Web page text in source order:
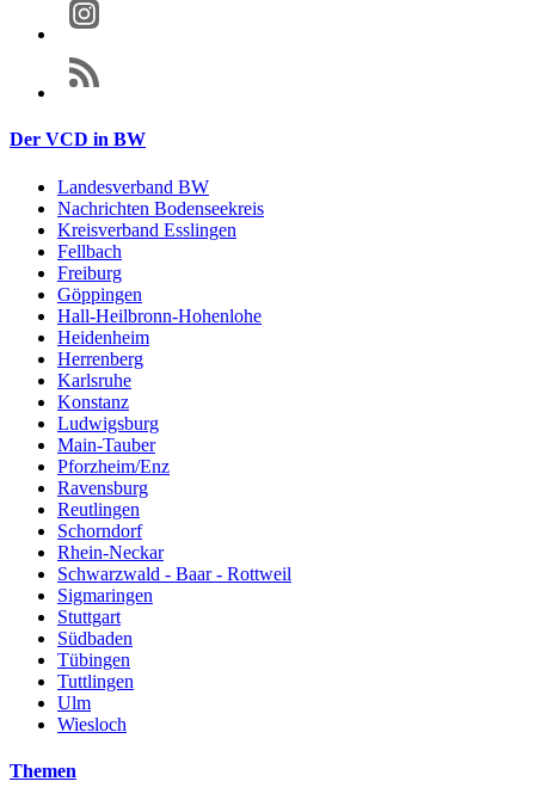
Der VCD in BW
Landesverband BW
Nachrichten Bodenseekreis
Kreisverband Esslingen
Fellbach
Freiburg
Göppingen
Hall-Heilbronn-Hohenlohe
Heidenheim
Herrenberg
Karlsruhe
Konstanz
Ludwigsburg
Main-Tauber
Pforzheim/Enz
Ravensburg
Reutlingen
Schorndorf
Rhein-Neckar
Schwarzwald - Baar - Rottweil
Sigmaringen
Stuttgart
Südbaden
Tübingen
Tuttlingen
Ulm
Wiesloch
Themen